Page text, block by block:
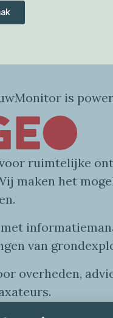
is
ruimtelijke
maken het
met informatie
van
overheden,